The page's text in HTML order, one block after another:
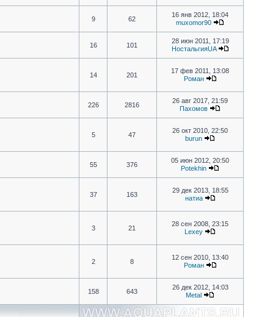
9 62
16 янв 2012, 18:04
muxomor90
16 101
28 июн 2011, 17:19
НостальгияUA
14 201
17 фев 2011, 13:08
Роман
226 2816
26 авг 2017, 21:59
Пахомов
5 47
26 окт 2010, 22:50
burun
55 376
05 июн 2012, 20:50
Potekhin
37 163
29 дек 2013, 18:55
натиа
3 21
28 сен 2008, 23:15
Lexey
2 8
12 сен 2010, 13:40
Роман
158 643
26 дек 2012, 14:03
Metal